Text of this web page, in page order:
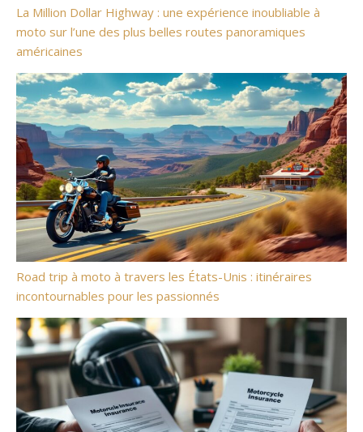
La Million Dollar Highway : une expérience inoubliable à
moto sur l’une des plus belles routes panoramiques
américaines
Road trip à moto à travers les États-Unis : itinéraires
incontournables pour les passionnés